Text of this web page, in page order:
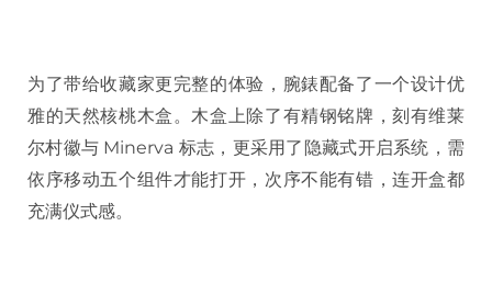
为了带给收藏家更完整的体验，腕錶配备了一个设计优
雅的天然核桃木盒。木盒上除了有精钢铭牌，刻有维莱
尔村徽与 Minerva 标志，更采用了隐藏式开启系统，需
依序移动五个组件才能打开，次序不能有错，连开盒都
充满仪式感。